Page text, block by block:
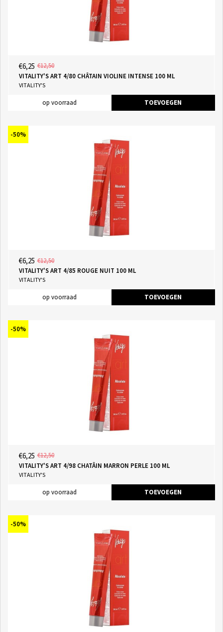
€6,25 €12,50
VITALITY'S ART 4/80 CHÂTAIN VIOLINE INTENSE 100 ML
VITALITY'S
op voorraad TOEVOEGEN
-50%
€6,25 €12,50
VITALITY'S ART 4/85 ROUGE NUIT 100 ML
VITALITY'S
op voorraad TOEVOEGEN
-50%
€6,25 €12,50
VITALITY'S ART 4/98 CHATÂIN MARRON PERLE 100 ML
VITALITY'S
op voorraad TOEVOEGEN
-50%